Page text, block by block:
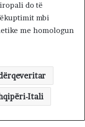
do të
mbi
me homologun
Itali